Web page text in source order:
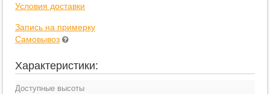
Условия доставки
Запись на примерку
Самовывоз
Характеристики:
Доступные высоты